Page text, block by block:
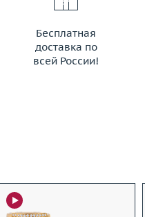
Бесплатная
доставка по
всей России!